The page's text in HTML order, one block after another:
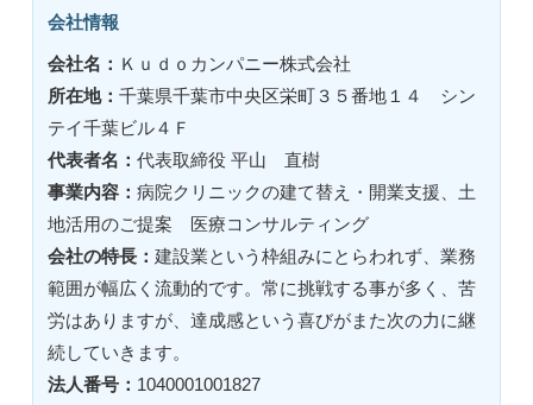
会社情報
会社名： Ｋｕｄｏカンパニー株式会社
所在地： 千葉県千葉市中央区栄町３５番地１４ シン
テイ千葉ビル４Ｆ
代表者名： 代表取締役 平山 直樹
事業内容： 病院クリニックの建て替え・開業支援、土
地活用のご提案 医療コンサルティング
会社の特長： 建設業という枠組みにとらわれず、業務
範囲が幅広く流動的です。常に挑戦する事が多く、苦
労はありますが、達成感という喜びがまた次の力に継
続していきます。
法人番号： 1040001001827